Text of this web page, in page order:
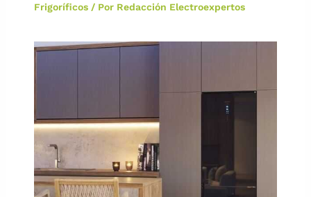
Frigoríficos/ Por Redacción Electroexpertos